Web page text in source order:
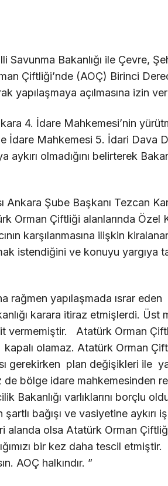
Bakanlığı ile Çevre,
Çiftliği’nde (AOÇ) Birinci
yapılaşmaya açılmasına izin
4. İdare Mahkemesi’nin
İdare Mahkemesi 5. İdari Dava
olmadığını belirterek
Ankara Şube Başkanı Tezcan
Orman Çiftliği alanlarında Özel
karşılanmasına ilişkin
istendiğini ve konuyu yargıya
rağmen yapılaşmada ısrar
karara itiraz etmişlerdi. Üst
vermemiştir. Atatürk Orman
olamaz. Atatürk Orman
gerekirken plan değişikleri ile
de bölge idare mahkemesinden
Bakanlığı varlıklarını borçlu
bağışı ve vasiyetine aykırı
alanda olsa Atatürk Orman
bir kez daha tescil
AOÇ halkındır. ”